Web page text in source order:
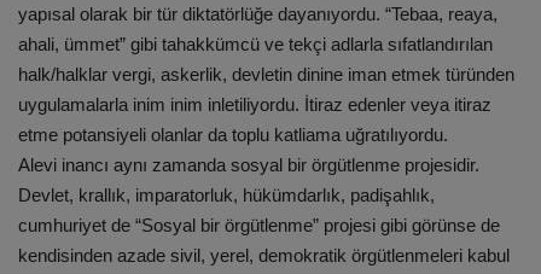
yapısal olarak bir tür diktatörlüğe dayanıyordu. “Tebaa, reaya,
ahali, ümmet” gibi tahakkümcü ve tekçi adlarla sıfatlandırılan
halk/halklar vergi, askerlik, devletin dinine iman etmek türünden
uygulamalarla inim inim inletiliyordu. İtiraz edenler veya itiraz
etme potansiyeli olanlar da toplu katliama uğratılıyordu.
Alevi inancı aynı zamanda sosyal bir örgütlenme projesidir.
Devlet, krallık, imparatorluk, hükümdarlık, padişahlık,
cumhuriyet de “Sosyal bir örgütlenme” projesi gibi görünse de
kendisinden azade sivil, yerel, demokratik örgütlenmeleri kabul